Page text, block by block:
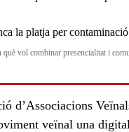
vol combinar presencialitat i
d’Associacions
veïnal una